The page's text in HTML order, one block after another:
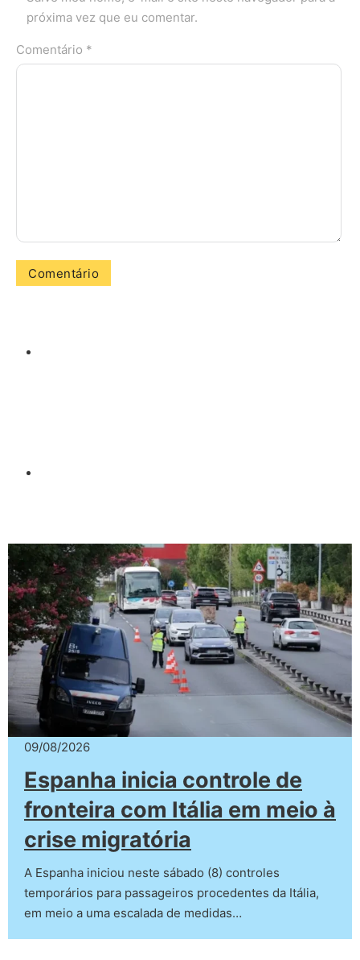
próxima vez que eu comentar.
Comentário *
09/08/2026
Espanha inicia controle de
fronteira com Itália em meio à
crise migratória
A Espanha iniciou neste sábado (8) controles
temporários para passageiros procedentes da Itália,
em meio a uma escalada de medidas…